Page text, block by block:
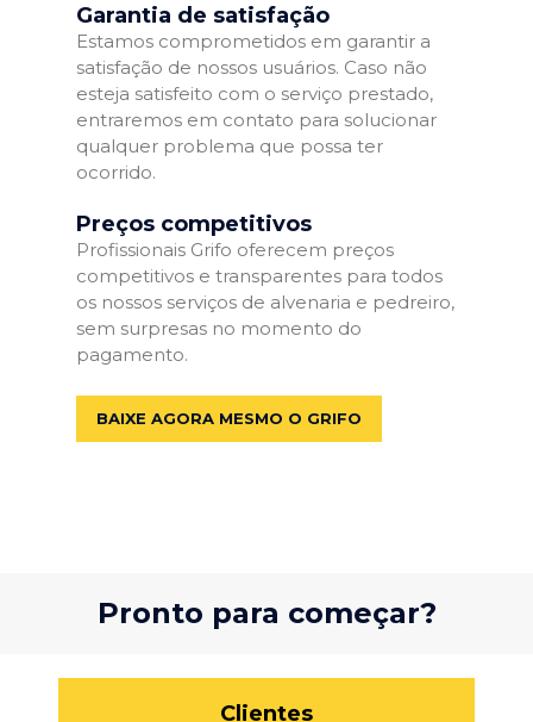
Garantia de satisfação
Estamos comprometidos em garantir a
satisfação de nossos usuários. Caso não
esteja satisfeito com o serviço prestado,
entraremos em contato para solucionar
qualquer problema que possa ter
ocorrido.
Preços competitivos
Profissionais Grifo oferecem preços
competitivos e transparentes para todos
os nossos serviços de alvenaria e pedreiro,
sem surpresas no momento do
pagamento.
BAIXE AGORA MESMO O GRIFO
Pronto para começar?
Clientes